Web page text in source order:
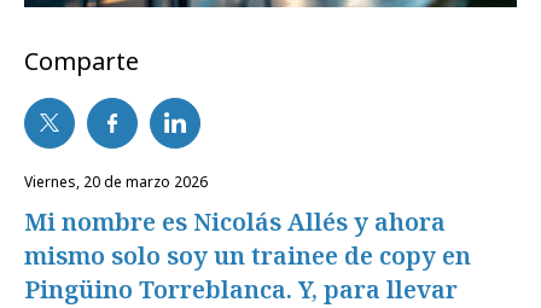
Comparte
viernes, 20 de marzo 2026
Mi nombre es Nicolás Allés y ahora
mismo solo soy un trainee de copy en
Pingüino Torreblanca. Y, para llevar